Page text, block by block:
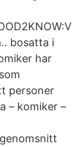
bosatta i
har
personer
– komiker –